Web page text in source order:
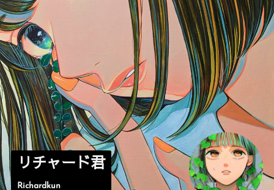
リチャード君
Richardkun